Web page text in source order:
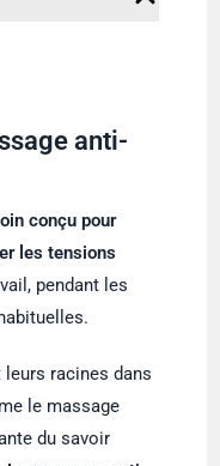
anti-
conçu pour
les tensions
pendant les
racines dans
le massage
du savoir